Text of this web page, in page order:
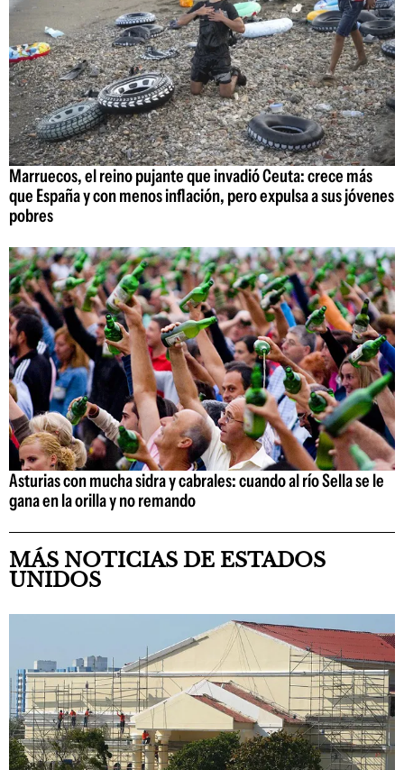
Marruecos, el reino pujante que invadió Ceuta: crece más
que España y con menos inflación, pero expulsa a sus jóvenes
pobres
Asturias con mucha sidra y cabrales: cuando al río Sella se le
gana en la orilla y no remando
MÁS NOTICIAS DE ESTADOS
UNIDOS